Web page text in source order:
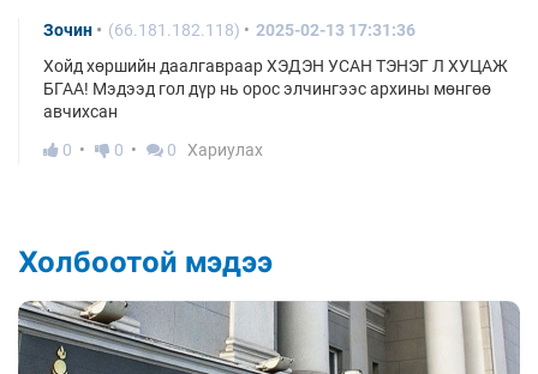
Зочин (66.181.182.118)
2025-02-13 17:31:36
Хойд хөршийн даалгавраар ХЭДЭН УСАН ТЭНЭГ Л ХУЦАЖ
БГАА! Мэдээд гол дүр нь орос элчингээс архины мөнгөө
авчихсан
0
0 0 Хариулах
Холбоотой мэдээ